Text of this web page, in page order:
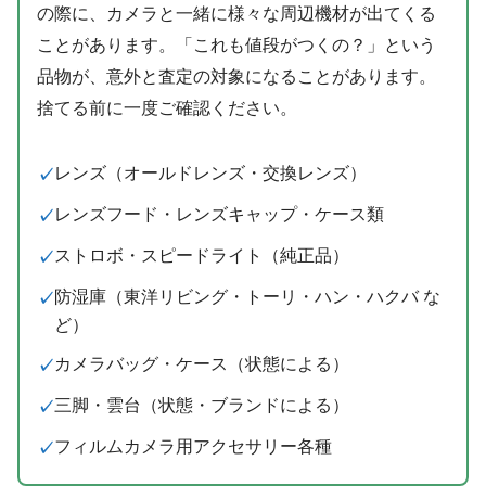
の際に、カメラと一緒に様々な周辺機材が出てくる
ことがあります。「これも値段がつくの？」という
品物が、意外と査定の対象になることがあります。
捨てる前に一度ご確認ください。
レンズ（オールドレンズ・交換レンズ）
レンズフード・レンズキャップ・ケース類
ストロボ・スピードライト（純正品）
防湿庫（東洋リビング・トーリ・ハン・ハクバ な
ど）
カメラバッグ・ケース（状態による）
三脚・雲台（状態・ブランドによる）
フィルムカメラ用アクセサリー各種